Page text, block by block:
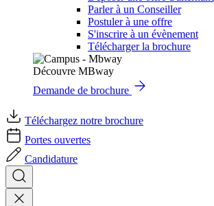
Parler à un Conseiller
Postuler à une offre
S'inscrire à un évènement
Télécharger la brochure
Découvre MBway
Demande de brochure
Téléchargez notre brochure
Portes ouvertes
Candidature